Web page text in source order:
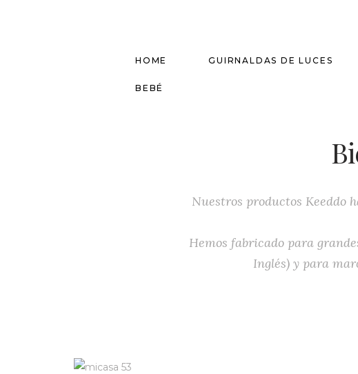
HOME GUIRNALDAS DE LUCES
BEBÉ
Nuestros productos Keeddo
Hemos fabricado para
Inglés) y para